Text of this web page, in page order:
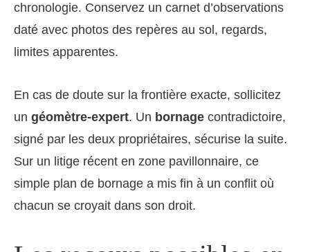
chronologie. Conservez un carnet d’observations
daté avec photos des repères au sol, regards,
limites apparentes.
En cas de doute sur la frontière exacte, sollicitez
un géomètre-expert. Un bornage contradictoire,
signé par les deux propriétaires, sécurise la suite.
Sur un litige récent en zone pavillonnaire, ce
simple plan de bornage a mis fin à un conflit où
chacun se croyait dans son droit.